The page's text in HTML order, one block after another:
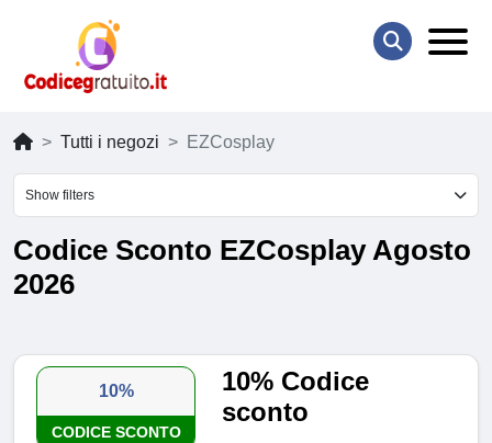
Tutti i negozi EZCosplay
Show filters
Codice Sconto EZCosplay Agosto
2026
10%
CODICE SCONTO
10% Codice
sconto